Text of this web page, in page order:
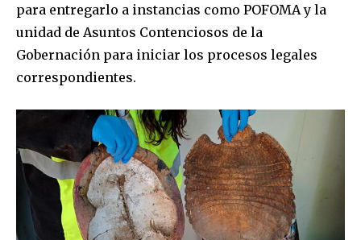
para entregarlo a instancias como POFOMA y la
unidad de Asuntos Contenciosos de la
Gobernación para iniciar los procesos legales
correspondientes.